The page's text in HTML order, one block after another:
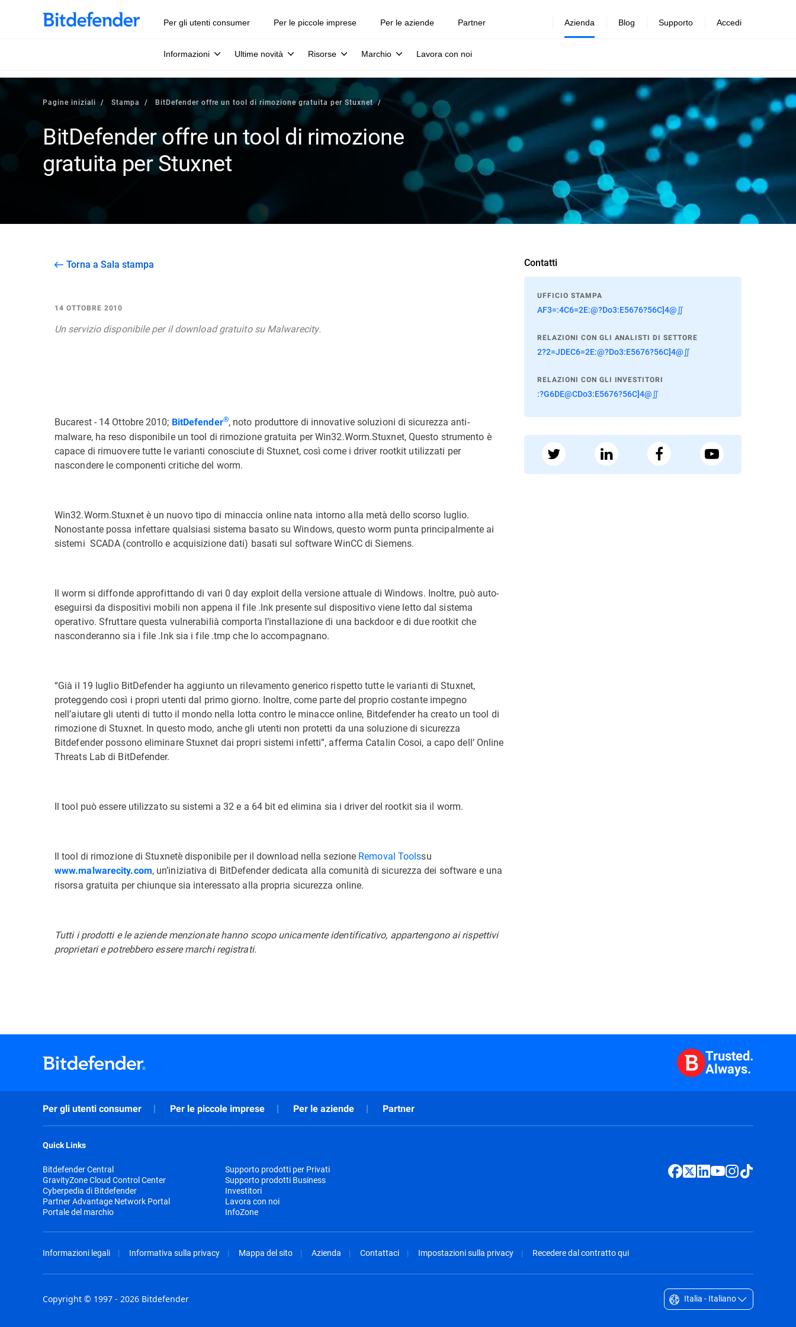
Per gli utenti consumer Per le piccole imprese Per le aziende Partner Azienda
Informazioni Ultime novità Risorse Marchio Lavora con noi
Blog Supporto Accedi
Pagine iniziali Stampa BitDefender offre un tool di rimozione gratuita per Stuxnet
BitDefender offre un tool di rimozione
gratuita per Stuxnet
Torna a Sala stampa
14 OTTOBRE 2010
Un servizio disponibile per il download gratuito su Malwarecity.
Bucarest - 14 Ottobre 2010; BitDefender®, noto produttore di innovative soluzioni di sicurezza anti-
malware, ha reso disponibile un tool di rimozione gratuita per Win32.Worm.Stuxnet, Questo strumento è
capace di rimuovere tutte le varianti conosciute di Stuxnet, così come i driver rootkit utilizzati per
nascondere le componenti critiche del worm.
Win32.Worm.Stuxnet è un nuovo tipo di minaccia online nata intorno alla metà dello scorso luglio.
Nonostante possa infettare qualsiasi sistema basato su Windows, questo worm punta principalmente ai
sistemi SCADA (controllo e acquisizione dati) basati sul software WinCC di Siemens.
Il worm si diffonde approfittando di vari 0 day exploit della versione attuale di Windows. Inoltre, può auto-
eseguirsi da dispositivi mobili non appena il file .lnk presente sul dispositivo viene letto dal sistema
operativo. Sfruttare questa vulnerabilià comporta l’installazione di una backdoor e di due rootkit che
nasconderanno sia i file .lnk sia i file .tmp che lo accompagnano.
“Già il 19 luglio BitDefender ha aggiunto un rilevamento generico rispetto tutte le varianti di Stuxnet,
proteggendo così i propri utenti dal primo giorno. Inoltre, come parte del proprio costante impegno
nell’aiutare gli utenti di tutto il mondo nella lotta contro le minacce online, Bitdefender ha creato un tool di
rimozione di Stuxnet. In questo modo, anche gli utenti non protetti da una soluzione di sicurezza
Bitdefender possono eliminare Stuxnet dai propri sistemi infetti”, afferma Catalin Cosoi, a capo dell’ Online
Threats Lab di BitDefender.
Il tool può essere utilizzato su sistemi a 32 e a 64 bit ed elimina sia i driver del rootkit sia il worm.
Il tool di rimozione di Stuxnetè disponibile per il download nella sezione Removal Toolssu
www.malwarecity.com, un’iniziativa di BitDefender dedicata alla comunità di sicurezza dei software e una
risorsa gratuita per chiunque sia interessato alla propria sicurezza online.
Tutti i prodotti e le aziende menzionate hanno scopo unicamente identificativo, appartengono ai rispettivi
proprietari e potrebbero essere marchi registrati.
Contatti
UFFICIO STAMPA
AF3=:4C6=2E:@?Do3:E5676?56C]4@∬
RELAZIONI CON GLI ANALISTI DI SETTORE
2?2=JDEC6=2E:@?Do3:E5676?56C]4@∬
RELAZIONI CON GLI INVESTITORI
:?G6DE@CDo3:E5676?56C]4@∬
Trusted.
Always.
Per gli utenti consumer Per le piccole imprese Per le aziende Partner
Quick Links
Bitdefender Central
GravityZone Cloud Control Center
Cyberpedia di Bitdefender
Partner Advantage Network Portal
Portale del marchio
Supporto prodotti per Privati
Supporto prodotti Business
Investitori
Lavora con noi
InfoZone
Informazioni legali Informativa sulla privacy Mappa del sito Azienda Contattaci Impostazioni sulla privacy Recedere dal contratto qui
Copyright © 1997 - 2026 Bitdefender Italia - Italiano